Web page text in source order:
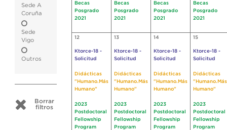
Sede A
Coruña
Sede
Vigo
Outros
Borrar
filtros
Becas
Posgrado
2021
Becas
Posgrado
2021
Becas
Posgrado
2021
Becas
Posgrado
2021
12
Ktorce-18 -
Solicitud
Didácticas
"Humano.Más
Humano"
2023
Postdoctoral
Fellowship
Program
13
Ktorce-18 -
Solicitud
Didácticas
"Humano.Más
Humano"
2023
Postdoctoral
Fellowship
Program
14
Ktorce-18 -
Solicitud
Didácticas
"Humano.Más
Humano"
2023
Postdoctoral
Fellowship
Program
15
Ktorce-18 -
Solicitud
Didácticas
"Humano.Más
Humano"
2023
Postdoctoral
Fellowship
Program